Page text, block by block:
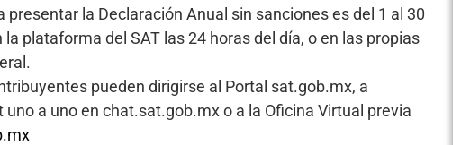
presentar la Declaración Anual sin sanciones es del 1 al 30
plataforma del SAT las 24 horas del día, o en las propias
pueden dirigirse al Portal sat.gob.mx, a
uno a uno en chat.sat.gob.mx o a la Oficina Virtual previa